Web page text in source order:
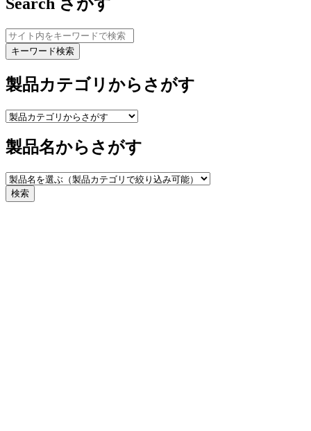
キーワード検索
製品カテゴリからさがす
製品名からさがす
検索